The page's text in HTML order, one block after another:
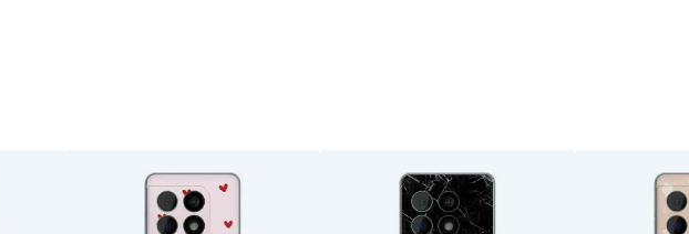
din enhet från
som ger en känsla av